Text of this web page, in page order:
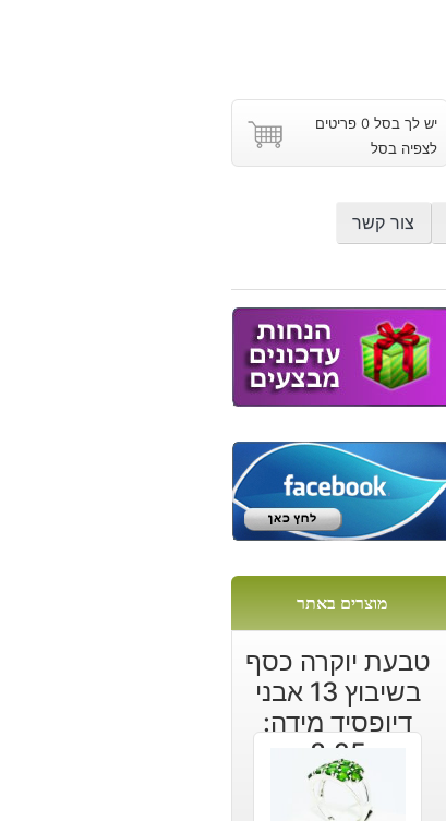
יש לך בסל 0 פריטים
לצפיה בסל
צור קשר
מוצרים באתר
טבעת יוקרה כסף
בשיבוץ 13 אבני
דיופסיד מידה:
8.25